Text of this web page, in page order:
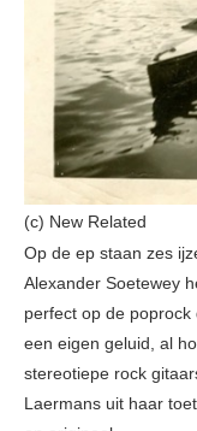
(c) New Related
Op de ep staan zes
Alexander Soetewey
perfect op de
een eigen geluid, al
stereotiepe rock
Laermans uit haar